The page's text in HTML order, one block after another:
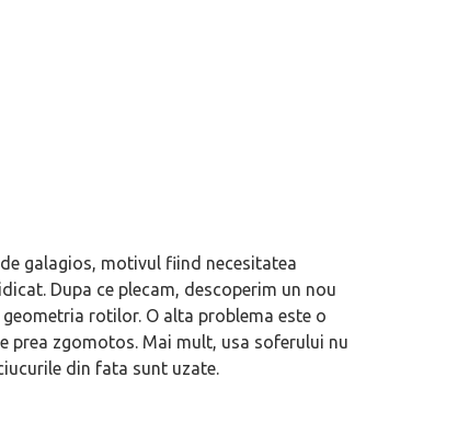
de galagios, motivul fiind necesitatea
Dupa ce plecam, descoperim un nou
rotilor. O alta problema este o
prea zgomotos. Mai mult, usa soferului nu
din fata sunt uzate.